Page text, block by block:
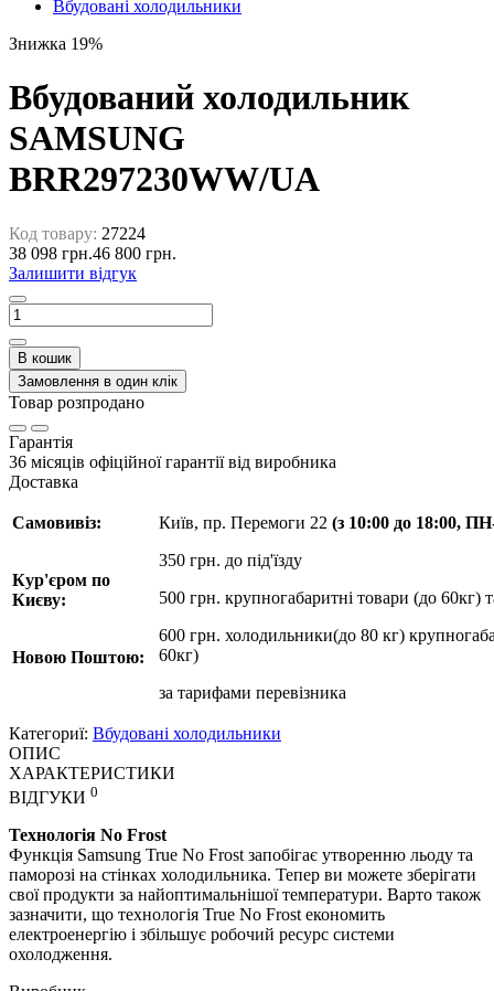
Вбудовані холодильники
Знижка 19%
Вбудований холодильник
SAMSUNG
BRR297230WW/UA
Код товару: 27224
38 098 грн.46 800 грн.
Залишити відгук
В кошик
Замовлення в один клік
Товар розпродано
Гарантія
36 місяців офіційної гарантії від виробника
Доставка
Самовивіз:
Кур'єром по
Києву:
Новою Поштою:
Київ, пр. Перемоги 22 (з 10:00 до 18:00,
350 грн. до під'їзду
500 грн. крупногабаритні товари (до 60кг)
600 грн. холодильники(до 80 кг)
60кг)
за тарифами перевізника
Категориї: Вбудовані холодильники
ОПИС
ХАРАКТЕРИСТИКИ
ВІДГУКИ 0
Технологія No Frost
Функція Samsung True No Frost запобігає утворенню льоду та
паморозі на стінках холодильника. Тепер ви можете зберігати
свої продукти за найоптимальнішої температури. Варто також
зазначити, що технологія True No Frost економить
електроенергію і збільшує робочий ресурс системи
охолодження.